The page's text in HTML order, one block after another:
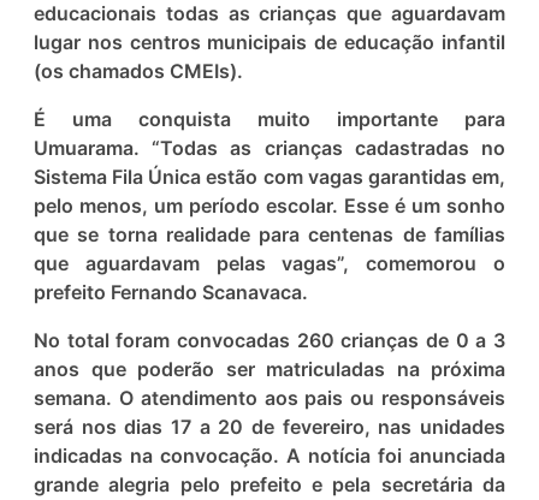
educacionais todas as crianças que aguardavam
lugar nos centros municipais de educação infantil
(os chamados CMEIs).
É uma conquista muito importante para
Umuarama. “Todas as crianças cadastradas no
Sistema Fila Única estão com vagas garantidas em,
pelo menos, um período escolar. Esse é um sonho
que se torna realidade para centenas de famílias
que aguardavam pelas vagas”, comemorou o
prefeito Fernando Scanavaca.
No total foram convocadas 260 crianças de 0 a 3
anos que poderão ser matriculadas na próxima
semana. O atendimento aos pais ou responsáveis
será nos dias 17 a 20 de fevereiro, nas unidades
indicadas na convocação. A notícia foi anunciada
grande alegria pelo prefeito e pela secretária da